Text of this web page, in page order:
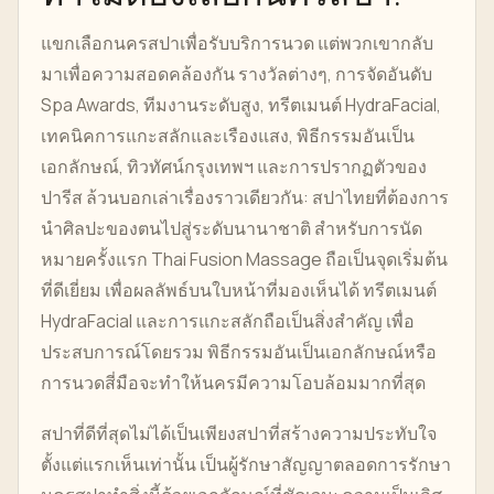
แขกเลือกนครสปาเพื่อรับบริการนวด แต่พวกเขากลับ
มาเพื่อความสอดคล้องกัน รางวัลต่างๆ, การจัดอันดับ
Spa Awards, ทีมงานระดับสูง, ทรีตเมนต์ HydraFacial,
เทคนิคการแกะสลักและเรืองแสง, พิธีกรรมอันเป็น
เอกลักษณ์, ทิวทัศน์กรุงเทพฯ และการปรากฏตัวของ
ปารีส ล้วนบอกเล่าเรื่องราวเดียวกัน: สปาไทยที่ต้องการ
นำศิลปะของตนไปสู่ระดับนานาชาติ สำหรับการนัด
หมายครั้งแรก Thai Fusion Massage ถือเป็นจุดเริ่มต้น
ที่ดีเยี่ยม เพื่อผลลัพธ์บนใบหน้าที่มองเห็นได้ ทรีตเมนต์
HydraFacial และการแกะสลักถือเป็นสิ่งสำคัญ เพื่อ
ประสบการณ์โดยรวม พิธีกรรมอันเป็นเอกลักษณ์หรือ
การนวดสี่มือจะทำให้นครมีความโอบล้อมมากที่สุด
สปาที่ดีที่สุดไม่ได้เป็นเพียงสปาที่สร้างความประทับใจ
ตั้งแต่แรกเห็นเท่านั้น เป็นผู้รักษาสัญญาตลอดการรักษา